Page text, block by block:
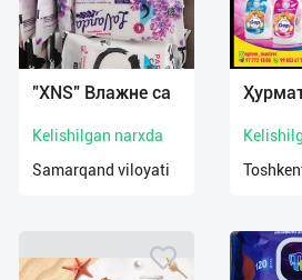
"XNS" Влажне са
Kelishilgan narxda
Samarqand viloyati